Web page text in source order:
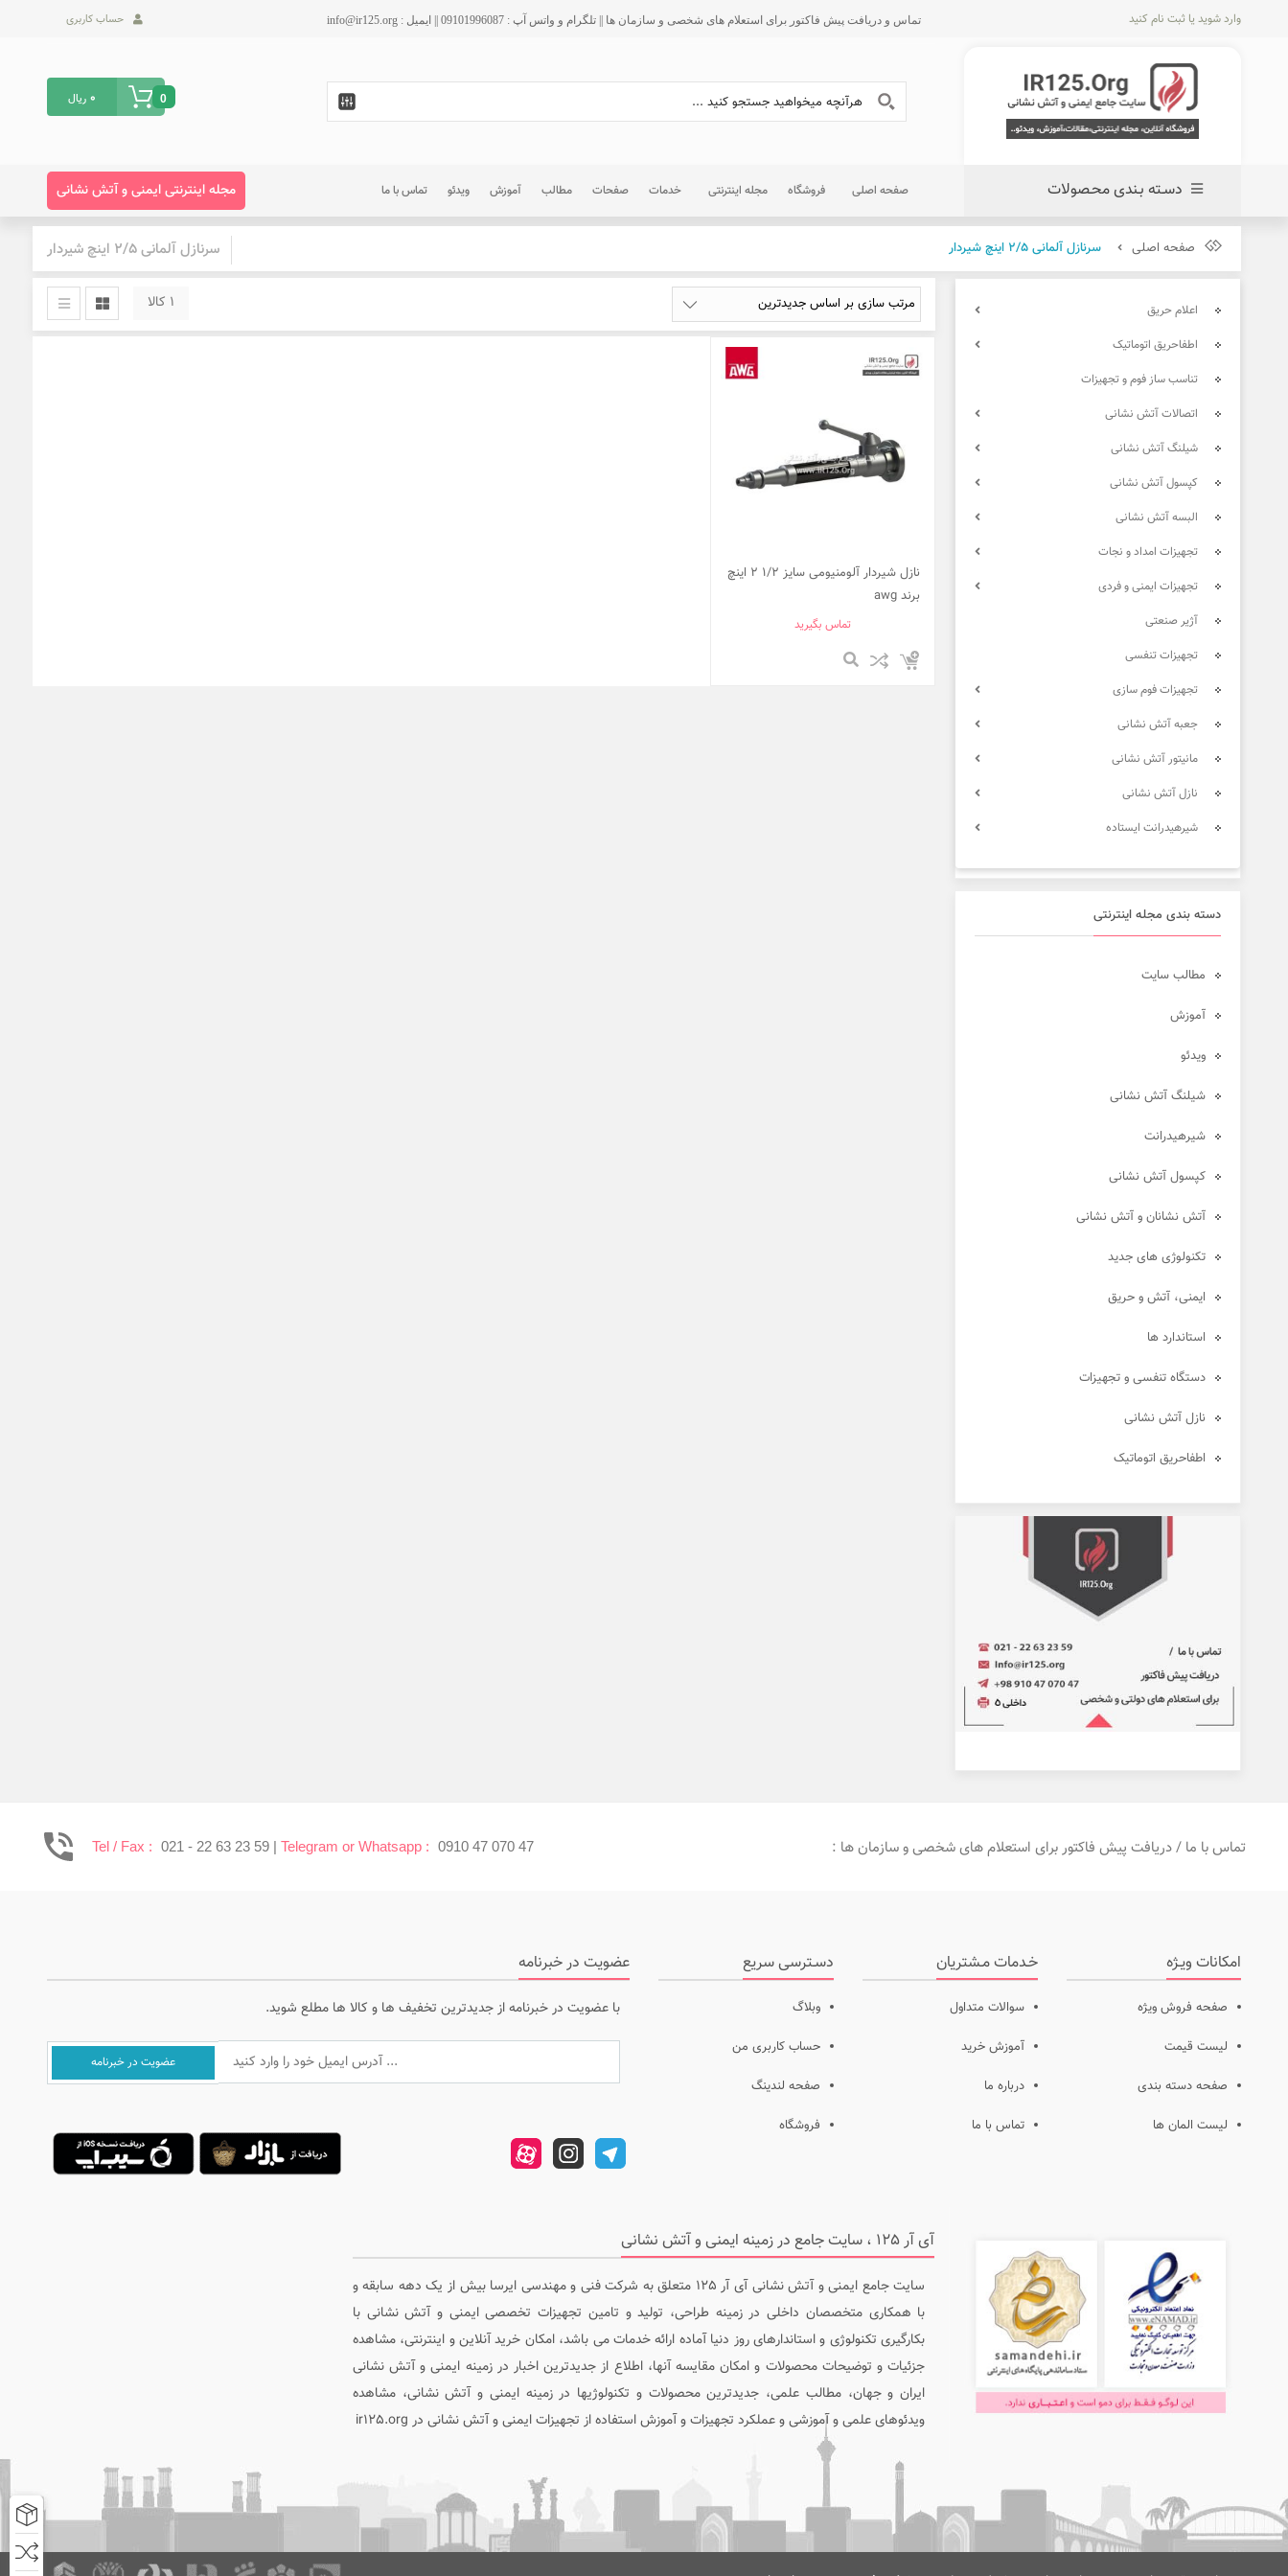
وارد شوید یا ثبت نام کنید تماس و دریافت پیش فاکتور برای استعلام های شخصی و سازمان ها || تلگرام و واتس آپ : 09101996087 || ایمیل : info@ir125.org حساب کاربری
0 ریال 0
دسـته بـندی محـصولات صفحه اصلی فروشگاه مجله اینترنتی خدمات صفحات مطالب آموزش ویدئو تماس با ما مجله اینترنتی ایمنی و آتش نشانی
سرنازل آلمانی 2/5 اینچ شیردار صفحه اصلی سرنازل آلمانی 2/5 اینچ شیردار
اعلام حریق
اطفاحریق اتوماتیک
تناسب ساز فوم و تجهیزات
اتصالات آتش نشانی
شیلنگ آتش نشانی
کپسول آتش نشانی
البسه آتش نشانی
تجهیزات امداد و نجات
تجهیزات ایمنی و فردی
آژیر صنعتی
تجهیزات تنفسی
تجهیزات فوم سازی
جعبه آتش نشانی
مانیتور آتش نشانی
نازل آتش نشانی
شیرهیدرانت ایستاده
دسته بندی مجله اینترنتی
مطالب سایت
آموزش
ویدئو
شیلنگ آتش نشانی
شیرهیدرانت
کپسول آتش نشانی
آتش نشانان و آتش نشانی
تکنولوژی های جدید
ایمنی، آتش و حریق
استاندارد ها
دستگاه تنفسی و تجهیزات
نازل آتش نشانی
اطفاحریق اتوماتیک
1 کالا
نازل شیردار آلومنیومی سایز 1/2 2 اینچ
برند awg
تماس بگیرید
تماس با ما / دریافت پیش فاکتور برای استعلام های شخصی و سازمان ها : Tel / Fax : 021 - 22 63 23 59 |Telegram or Whatsapp : 0910 47 070 47
امکانات ویـژه
صفحه فروش ویژه
لیست قیمت
صفحه دسته بندی
لیست المان ها
خـدمات مـشتریان
سوالات متداول
آموزش خرید
درباره ما
تماس با ما
دسـترسی سریع
وبلاگ
حساب کاربری من
صفحه لندینگ
فروشگاه
عضویت در خبرنامه
با عضویت در خبرنامه از جدیدترین تخفیف ها و کالا ها مطلع شوید.
آی آر 125 ، سایت جامع در زمینه ایمنی و آتش نشانی
سایت جامع ایمنی و آتش نشانی آی آر 125 متعلق به شرکت فنی و مهندسی ایرسا بیش از یک دهه سابقه و
با همکاری متخصصان داخلی در زمینه طراحی، تولید و تامین تجهیزات تخصصی ایمنی و آتش نشانی با
بکارگیری تکنولوژی و استاندارهای روز دنیا آماده ارائه خدمات می باشد، امکان خرید آنلاین و اینترنتی، مشاهده
جزئیات و توضیحات محصولات و امکان مقایسه آنها، اطلاع از جدیدترین اخبار در زمینه ایمنی و آتش نشانی
ایران و جهان، مطالب علمی، جدیدترین محصولات و تکنولوژیها در زمینه ایمنی و آتش نشانی، مشاهده
ویدئوهای علمی و آموزشی و عملکرد تجهیزات و آموزش استفاده از تجهیزات ایمنی و آتش نشانی در ir125.org